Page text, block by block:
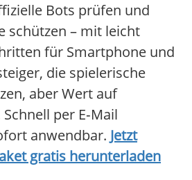
Bots prüfen und
schützen – mit leicht
für Smartphone und
die spielerische
aber Wert auf
per E‑Mail
anwendbar. Jetzt
gratis herunterladen